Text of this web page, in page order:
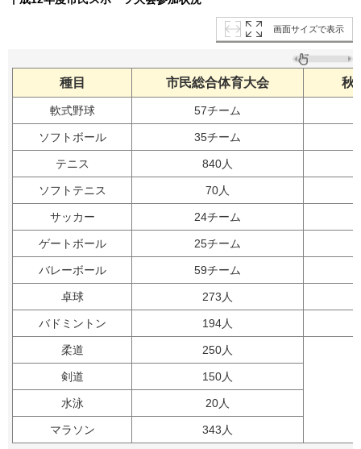
画面サイズで表示
種目 市民総合体育大会 秋
軟式野球 57チーム
ソフトボール 35チーム
テニス 840人
ソフトテニス 70人
サッカー 24チーム
ゲートボール 25チーム
バレーボール 59チーム
卓球 273人
バドミントン 194人
柔道 250人
剣道 150人
水泳 20人
マラソン 343人